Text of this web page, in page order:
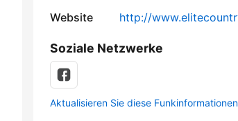
Website http://
Soziale Netzwerke
Aktualisieren Sie diese Funkinformationen